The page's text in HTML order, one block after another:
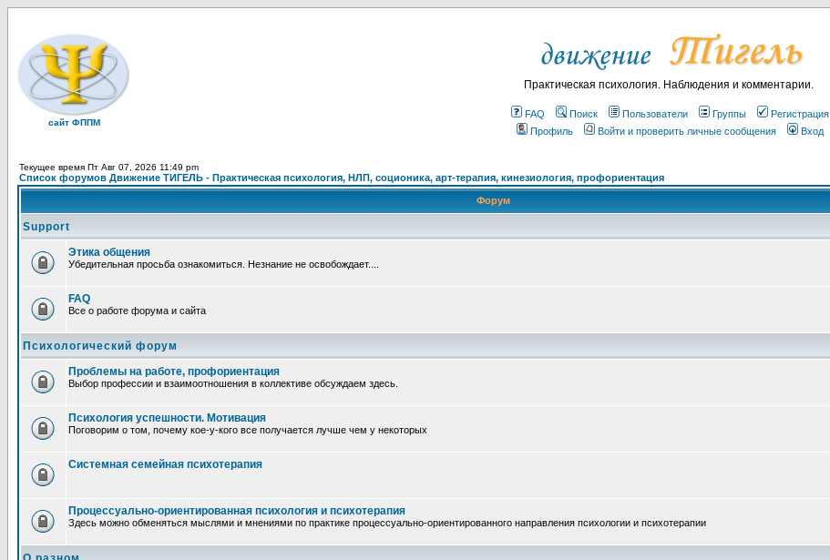
сайт ФППМ
Практическая психология. Наблюдения и комментарии.
FAQ Поиск Пользователи Группы
Регистрация
Профиль
Войти и проверить личные сообщения Вход
Текущее время Пт Авг 07, 2026 11:49 pm
Список форумов Движение ТИГЕЛЬ - Практическая психология, НЛП, соционика, арт-терапия, кинезиология, профориентация
Форум
Support
Этика общения
Убедительная просьба ознакомиться. Незнание не освобождает....
FAQ
Все о работе форума и сайта
Психологический форум
Проблемы на работе, профориентация
Выбор профессии и взаимоотношения в коллективе обсуждаем здесь.
Психология успешности. Мотивация
Поговорим о том, почему кое-у-кого все получается лучше чем у некоторых
Системная семейная психотерапия
Процессуально-ориентированная психология и психотерапия
Здесь можно обменяться мыслями и мнениями по практике процессуально-ориентированного направления психологии и психотерапии